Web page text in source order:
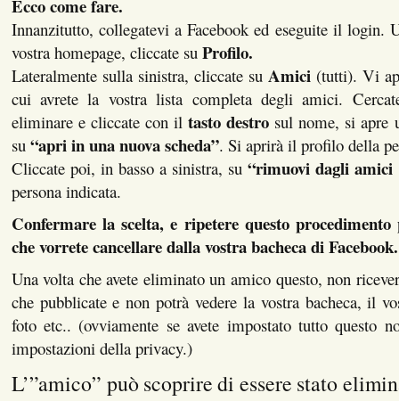
Ecco come fare.
Innanzitutto, collegatevi a Facebook ed eseguite il login.
vostra homepage, cliccate su Profilo.
Lateralmente sulla sinistra, cliccate suAmici (tutti). Vi
cui avrete la vostra lista completa degli amici.
eliminare e cliccate con iltasto destro sul nome, si apre
su “apri in una nuova scheda”. Si aprirà il profilo della
Cliccate poi, in basso a sinistra, su“rimuovi dagli amici
persona indicata.
Confermare la scelta, e ripetere questo
che vorrete cancellare dalla vostra bacheca di Facebook.
Una volta che avete eliminato un amico questo, non
che pubblicate e non potrà vedere la vostra bacheca, il
foto etc.. (ovviamente se avete impostato tutto questo
impostazioni della privacy.)
L’”amico” può scoprire di essere stato